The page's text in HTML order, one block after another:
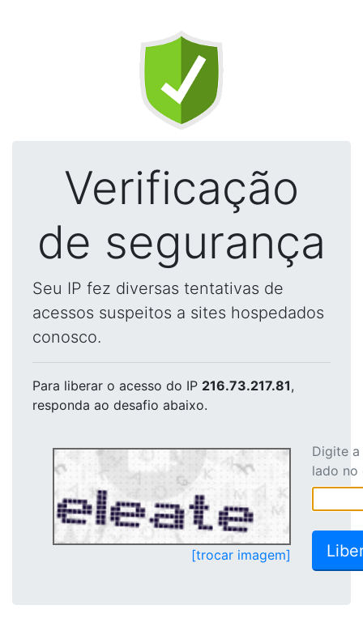
Verificação
de segurança
Seu IP fez diversas tentativas de
acessos suspeitos a sites hospedados
conosco.
Para liberar o acesso do IP 216.73.217.81,
responda ao desafio abaixo.
[trocar imagem]
Digite
lado no